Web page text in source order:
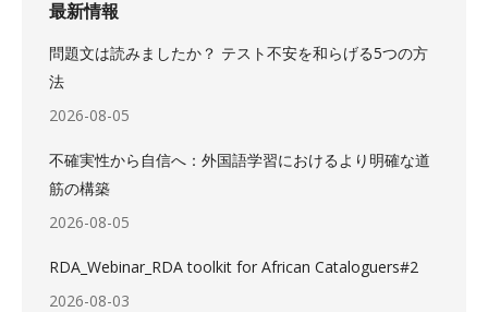
最新情報
問題文は読みましたか？ テスト不安を和らげる5つの方
法
2026-08-05
不確実性から自信へ：外国語学習におけるより明確な道
筋の構築
2026-08-05
RDA_Webinar_RDA toolkit for African Cataloguers#2
2026-08-03